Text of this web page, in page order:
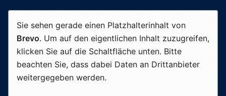
Sie sehen gerade einen Platzhalterinhalt von
Brevo. Um auf den eigentlichen Inhalt zuzugreifen,
klicken Sie auf die Schaltfläche unten. Bitte
beachten Sie, dass dabei Daten an Drittanbieter
weitergegeben werden.